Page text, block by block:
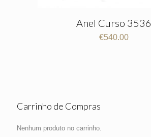
Anel Curso 3536
€540.00
Carrinho de Compras
Nenhum produto no carrinho.